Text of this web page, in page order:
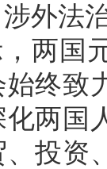
外法
两国
终致
两国
投资